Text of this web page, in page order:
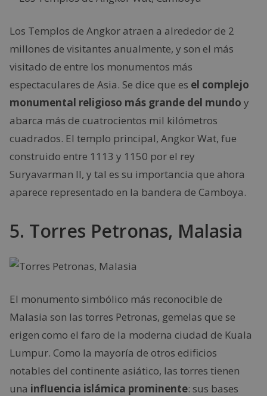
Los Templos de Angkor atraen a alrededor de 2
millones de visitantes anualmente, y son el más
visitado de entre los monumentos más
espectaculares de Asia. Se dice que es el complejo
monumental religioso más grande del mundo y
abarca más de cuatrocientos mil kilómetros
cuadrados. El templo principal, Angkor Wat, fue
construido entre 1113 y 1150 por el rey
Suryavarman II, y tal es su importancia que ahora
aparece representado en la bandera de Camboya.
5. Torres Petronas, Malasia
El monumento simbólico más reconocible de
Malasia son las torres Petronas, gemelas que se
erigen como el faro de la moderna ciudad de Kuala
Lumpur. Como la mayoría de otros edificios
notables del continente asiático, las torres tienen
una influencia islámica prominente: sus bases